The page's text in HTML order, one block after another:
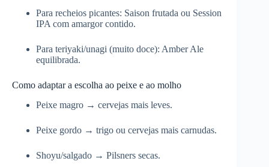
Para recheios picantes: Saison frutada ou Session
IPA com amargor contido.
Para teriyaki/unagi (muito doce): Amber Ale
equilibrada.
Como adaptar a escolha ao peixe e ao molho
Peixe magro → cervejas mais leves.
Peixe gordo → trigo ou cervejas mais carnudas.
Shoyu/salgado → Pilsners secas.